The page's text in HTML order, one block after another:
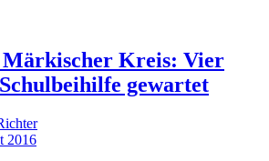
Märkischer Kreis: Vier
gewartet
2016